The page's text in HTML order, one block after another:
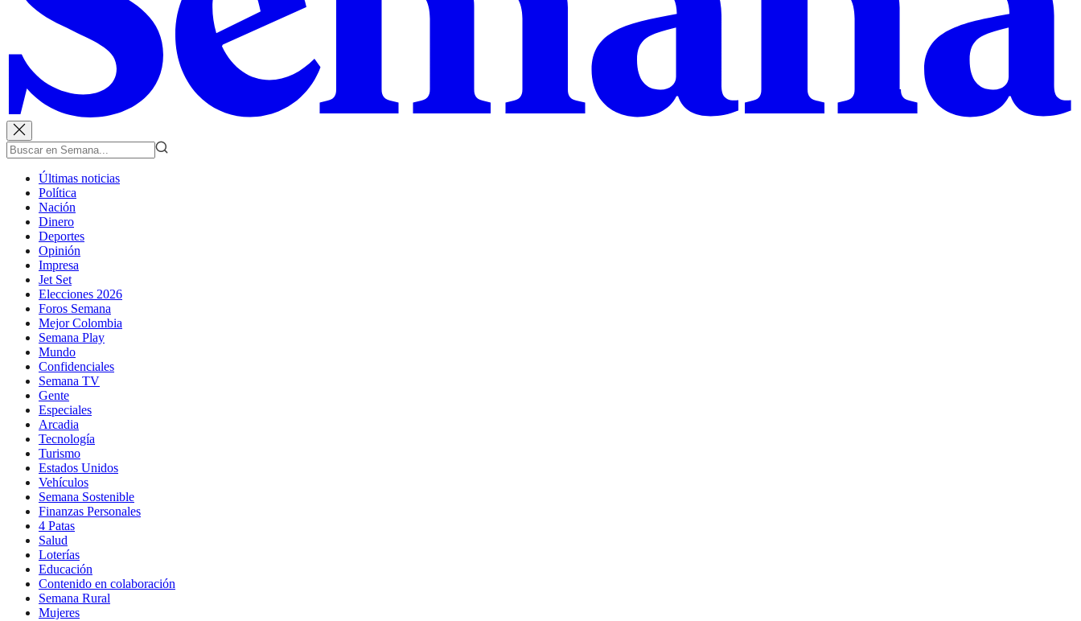
Últimas noticias
Política
Nación
Dinero
Deportes
Opinión
Impresa
Jet Set
Elecciones 2026
Foros Semana
Mejor Colombia
Semana Play
Mundo
Confidenciales
Semana TV
Gente
Especiales
Arcadia
Tecnología
Turismo
Estados Unidos
Vehículos
Semana Sostenible
Finanzas Personales
4 Patas
Salud
Loterías
Educación
Contenido en colaboración
Semana Rural
Mujeres